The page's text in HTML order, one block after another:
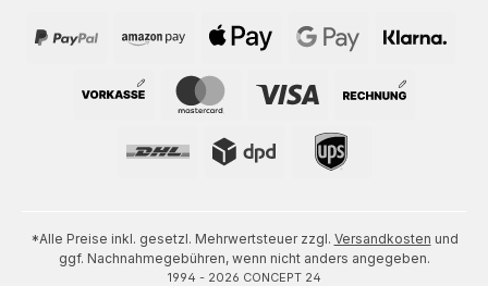
*Alle Preise inkl. gesetzl. Mehrwertsteuer zzgl. Versandkosten und
ggf. Nachnahmegebühren, wenn nicht anders angegeben.
1994 - 2026 CONCEPT 24